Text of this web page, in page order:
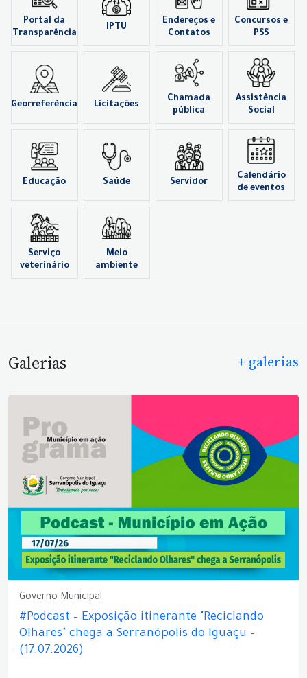
Portal da
Transparência
IPTU
Endereços e
Contatos
Concursos e
PSS
Georreferência Licitações
Chamada
pública
Assistência
Social
Educação Saúde Servidor
Calendário
de eventos
Serviço
veterinário
Meio
ambiente
Galerias + galerias
Governo Municipal
#Podcast – Exposição itinerante "Reciclando
Olhares" chega a Serranópolis do Iguaçu –
(17.07.2026)